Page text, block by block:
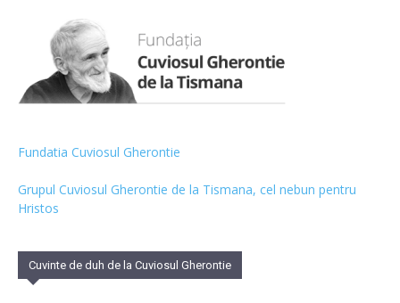
Fundatia Cuviosul Gherontie
Grupul Cuviosul Gherontie de la Tismana, cel nebun pentru
Hristos
Cuvinte de duh de la Cuviosul Gherontie